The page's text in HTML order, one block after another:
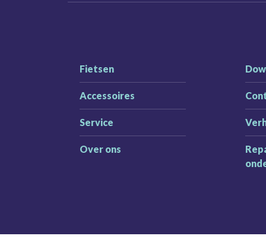
Fietsen
Accessoires
Service
Over ons